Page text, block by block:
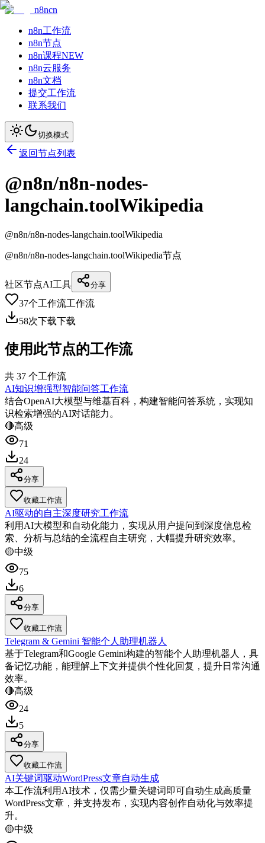
n8ncn
n8n工作流
n8n节点
n8n课程NEW
n8n云服务
n8n文档
提交工作流
联系我们
切换模式
返回节点列表
@n8n/n8n-nodes-
langchain.toolWikipedia
@n8n/n8n-nodes-langchain.toolWikipedia
@n8n/n8n-nodes-langchain.toolWikipedia节点
社区节点AI工具 分享
37个工作流工作流
58次下载下载
使用此节点的工作流
共 37 个工作流
AI知识增强型智能问答工作流
结合OpenAI大模型与维基百科，构建智能问答系统，实现知
识检索增强的AI对话能力。
🔴高级
71
24
分享
收藏工作流
AI驱动的自主深度研究工作流
利用AI大模型和自动化能力，实现从用户提问到深度信息检
索、分析与总结的全流程自主研究，大幅提升研究效率。
🟡中级
75
6
分享
收藏工作流
Telegram & Gemini 智能个人助理机器人
基于Telegram和Google Gemini构建的智能个人助理机器人，具
备记忆功能，能理解上下文并提供个性化回复，提升日常沟通
效率。
🔴高级
24
5
分享
收藏工作流
AI关键词驱动WordPress文章自动生成
本工作流利用AI技术，仅需少量关键词即可自动生成高质量
WordPress文章，并支持发布，实现内容创作自动化与效率提
升。
🟡中级